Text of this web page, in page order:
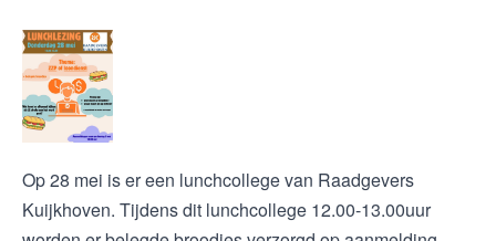
Op 28 mei is er een lunchcollege van Raadgevers
Kuijkhoven. Tijdens dit lunchcollege 12.00-13.00uur